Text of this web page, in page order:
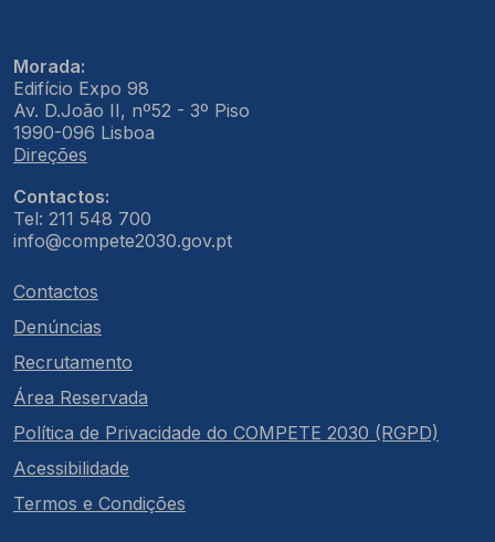
Morada:
Edifício Expo 98
Av. D.João II, nº52 - 3º Piso
1990-096 Lisboa
Direções
Contactos:
Tel: 211 548 700
info@compete2030.gov.pt
Contactos
Denúncias
Recrutamento
Área Reservada
Política de Privacidade do COMPETE 2030 (RGPD)
Acessibilidade
Termos e Condições